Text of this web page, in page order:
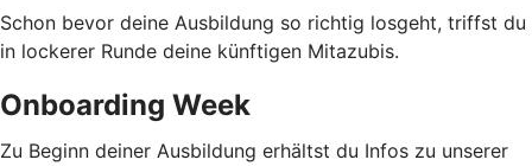
Schon bevor deine Ausbildung so richtig losgeht, triffst du
in lockerer Runde deine künftigen Mitazubis.
Onboarding Week
Zu Beginn deiner Ausbildung erhältst du Infos zu unserer